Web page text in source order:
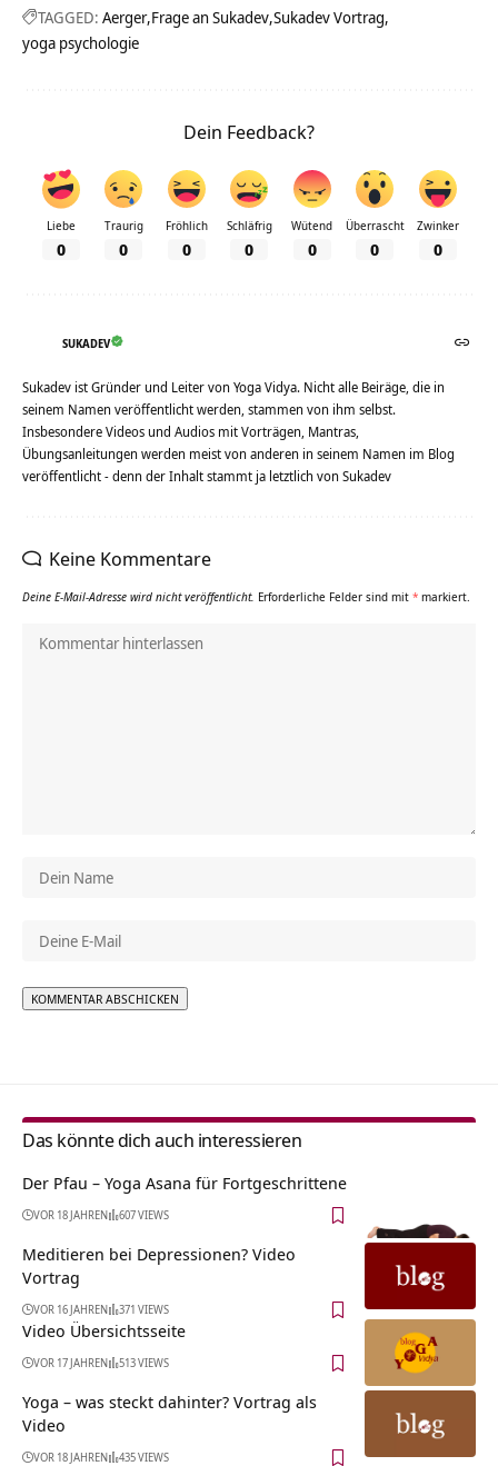
TAGGED: Aerger Frage an Sukadev Sukadev Vortrag
yoga psychologie
Dein Feedback?
Liebe
0
Traurig
0
Fröhlich
0
Schläfrig
0
Wütend
0
Überrascht
0
Zwinker
0
SUKADEV
Sukadev ist Gründer und Leiter von Yoga Vidya. Nicht alle Beiräge, die in
seinem Namen veröffentlicht werden, stammen von ihm selbst.
Insbesondere Videos und Audios mit Vorträgen, Mantras,
Übungsanleitungen werden meist von anderen in seinem Namen im Blog
veröffentlicht - denn der Inhalt stammt ja letztlich von Sukadev
Keine Kommentare
Deine E-Mail-Adresse wird nicht veröffentlicht. Erforderliche Felder sind mit * markiert.
Das könnte dich auch interessieren
Der Pfau – Yoga Asana für Fortgeschrittene
VOR 18 JAHREN 607 VIEWS
Meditieren bei Depressionen? Video
Vortrag
VOR 16 JAHREN 371 VIEWS
Video Übersichtsseite
VOR 17 JAHREN 513 VIEWS
Yoga – was steckt dahinter? Vortrag als
Video
VOR 18 JAHREN 435 VIEWS